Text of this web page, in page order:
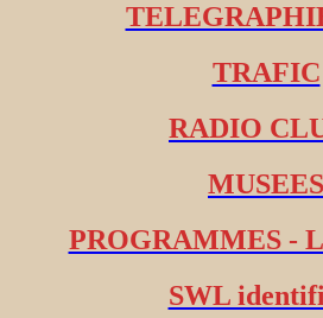
TRAFIC
RADIO
MUSEES
PROGRAMMES -
SWL